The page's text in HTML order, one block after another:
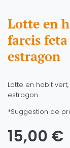
Lotte en
farcis
estragon
Lotte en habit
estragon
*Suggestion de
15,00 €